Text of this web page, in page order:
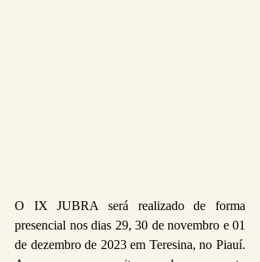
O IX JUBRA será realizado de forma
presencial nos dias 29, 30 de novembro e 01
de dezembro de 2023 em Teresina, no Piauí.